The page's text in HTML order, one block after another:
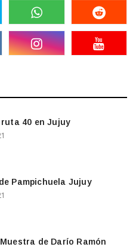
ruta 40 en Jujuy
Pampichuela Jujuy
de Darío Ramón